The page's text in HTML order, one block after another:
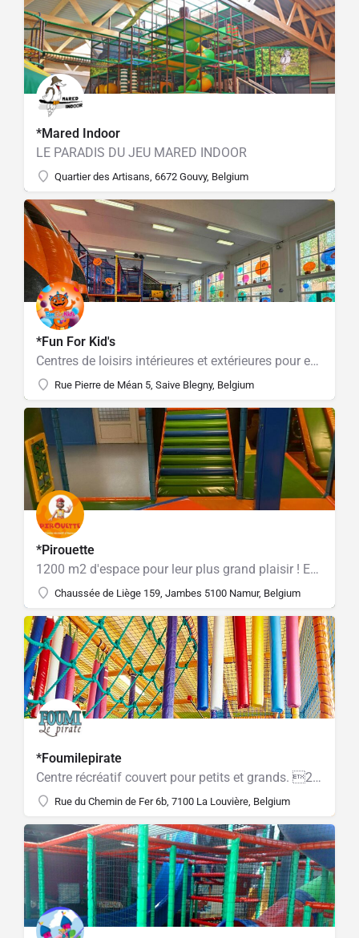
*Mared Indoor
LE PARADIS DU JEU MARED INDOOR
Quartier des Artisans, 6672 Gouvy, Belgium
*Fun For Kid's
Centres de loisirs intérieures et extérieures pour enfants de 0 à 12 ans.
Rue Pierre de Méan 5, Saive Blegny, Belgium
*Pirouette
1200 m2 d'espace pour leur plus grand plaisir ! Espaces de jeux spécifiques selon les tranches d'âge
Chaussée de Liège 159, Jambes 5100 Namur, Belgium
*Foumilepirate
Centre récréatif couvert pour petits et grands. 2000 m2 couverts et chauffés.
Rue du Chemin de Fer 6b, 7100 La Louvière, Belgium